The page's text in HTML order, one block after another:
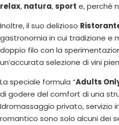
relax, natura,sport e, perché
Inoltre, il suo delizioso
gastronomia in cui tradizione e
doppio filo con la
un’accurata selezione di vini
La speciale formula “Adults
di godere del comfort di una
Idromassaggio privato, servizio
romantico sono solo alcuni dei